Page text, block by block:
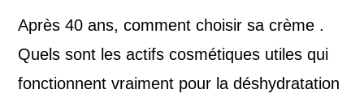
Après 40 ans, comment choisir sa crème .
Quels sont les actifs cosmétiques utiles qui
fonctionnent vraiment pour la déshydratation